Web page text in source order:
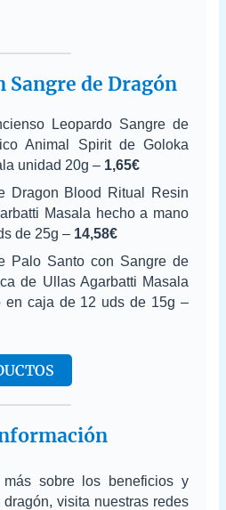
Sangre de Dragón
Leopardo Sangre de
Animal Spirit de Goloka
unidad 20g – 1,65€
Dragon Blood Ritual Resin
Masala hecho a mano
de 25g – 14,58€
Palo Santo con Sangre de
de Ullas Agarbatti Masala
en caja de 12 uds de 15g –
sobre los beneficios y
visita nuestras redes